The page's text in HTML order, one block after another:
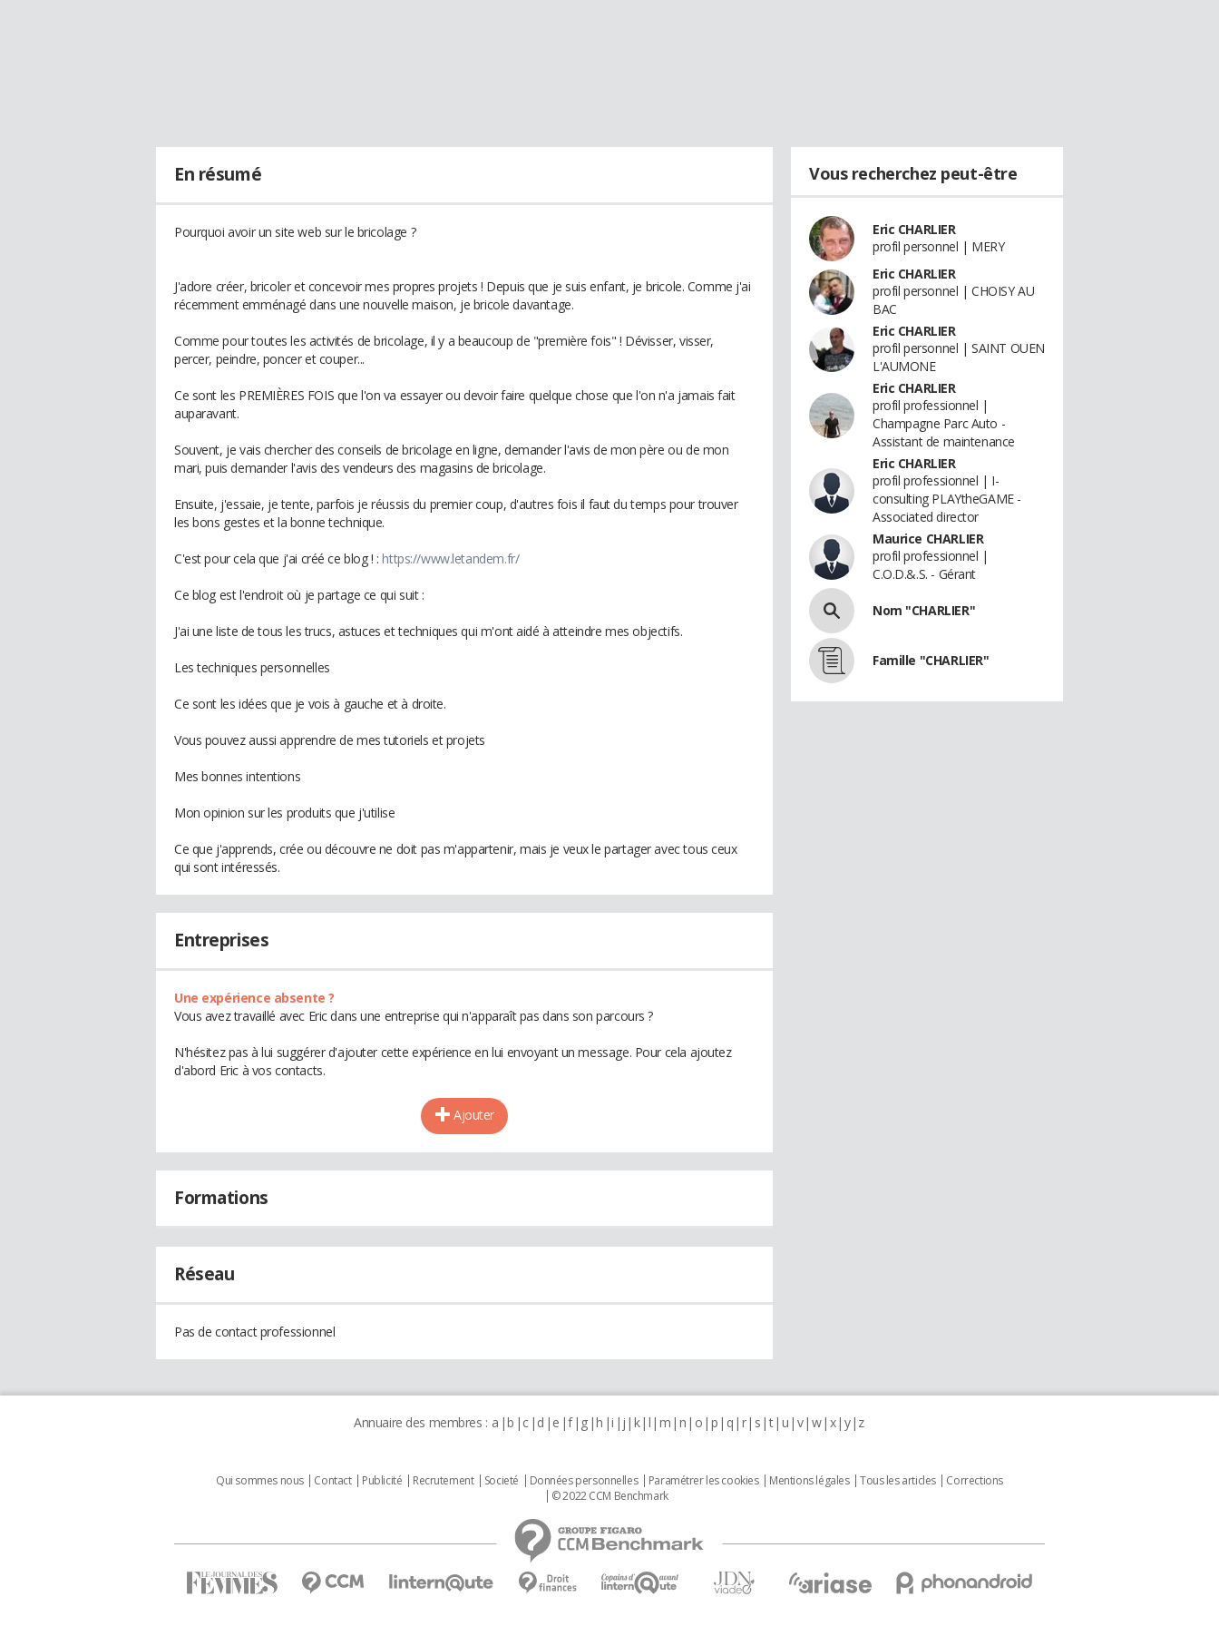
En résumé
Pourquoi avoir un site web sur le bricolage ?
J'adore créer, bricoler et concevoir mes propres projets ! Depuis que je suis enfant, je bricole. Comme j'ai
récemment emménagé dans une nouvelle maison, je bricole davantage.
Comme pour toutes les activités de bricolage, il y a beaucoup de "première fois" ! Dévisser, visser,
percer, peindre, poncer et couper...
Ce sont les PREMIÈRES FOIS que l'on va essayer ou devoir faire quelque chose que l'on n'a jamais fait
auparavant.
Souvent, je vais chercher des conseils de bricolage en ligne, demander l'avis de mon père ou de mon
mari, puis demander l'avis des vendeurs des magasins de bricolage.
Ensuite, j'essaie, je tente, parfois je réussis du premier coup, d'autres fois il faut du temps pour trouver
les bons gestes et la bonne technique.
C'est pour cela que j'ai créé ce blog ! :https://www.letandem.fr/
Ce blog est l'endroit où je partage ce qui suit :
J'ai une liste de tous les trucs, astuces et techniques qui m'ont aidé à atteindre mes objectifs.
Les techniques personnelles
Ce sont les idées que je vois à gauche et à droite.
Vous pouvez aussi apprendre de mes tutoriels et projets
Mes bonnes intentions
Mon opinion sur les produits que j'utilise
Ce que j'apprends, crée ou découvre ne doit pas m'appartenir, mais je veux le partager avec tous ceux
qui sont intéressés.
Entreprises
Une expérience absente ?
Vous avez travaillé avec Eric dans une entreprise qui n'apparaît pas dans son parcours ?
N'hésitez pas à lui suggérer d'ajouter cette expérience en lui envoyant un message. Pour cela ajoutez
d'abord Eric à vos contacts.
Ajouter
Formations
Réseau
Pas de contact professionnel
Vous recherchez peut-être
Eric CHARLIER
profil personnel | MERY
Eric CHARLIER
profil personnel | CHOISY AU
BAC
Eric CHARLIER
profil personnel | SAINT OUEN
L'AUMONE
Eric CHARLIER
profil professionnel |
Champagne Parc Auto -
Assistant de maintenance
Eric CHARLIER
profil professionnel | I-
consulting PLAYtheGAME -
Associated director
Maurice CHARLIER
profil professionnel |
C.O.D.&.S. - Gérant
Nom "CHARLIER"
Famille "CHARLIER"
Annuaire des membres : a b c d e f g h i j k l m n o p q r s t u v w x y z
Qui sommes nous Contact Publicité Recrutement Societé Données personnelles Paramétrer les cookies Mentions légales Tous les articles
Corrections
© 2022 CCM Benchmark